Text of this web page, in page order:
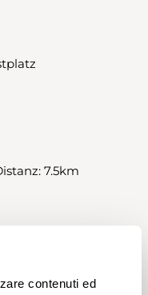
contenuti ed
in die Schlucht: Fr. 5.00 Distanz: 7.5km